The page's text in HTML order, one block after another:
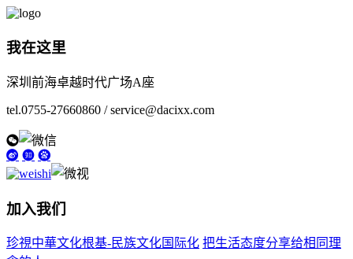
我在这里
深圳前海卓越时代广场A座
tel.0755-27660860 / service@dacixx.com
加入我们
珍視中華文化根基-民族文化国际化 把生活态度分享给相同理